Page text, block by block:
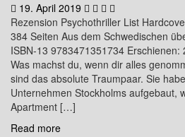
19. April 2019
Rezension Psychothriller List
384 Seiten Aus dem Schwedischen
ISBN-13 9783471351734
Was machst du, wenn dir alles
sind das absolute Traumpaar. Sie
Unternehmen Stockholms aufgebaut,
Apartment […]
Read more